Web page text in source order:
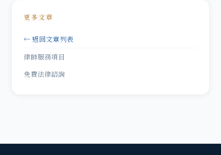
更多文章
← 返回文章列表
律師服務項目
免費法律諮詢